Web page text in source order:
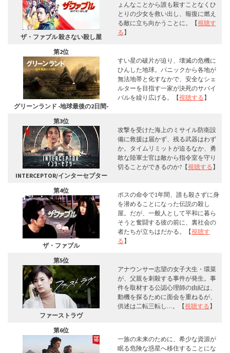
ザ・ファブル 殺さない殺し屋
ょんなことから誰も殺すことなくひ
とりの少女を救い出し、報復に燃え
る敵に立ち向かうことに。【視聴す
る】
第2位
グリーンランド -地球最後の2日間-
すい星の破片が迫り、壊滅の危機に
ひんした地球。パニックから各地が
無法地帯と化すなかで、安全なシェ
ルターを目指す一家が決死のサバイ
バルを繰り広げる。【視聴する】
第3位
INTERCEPTOR/インターセプター
攻撃を受けた海上のミサイル防衛設
備に救援は届かず、残る武器はわず
か。タイムリミットが迫るなか、勇
敢な陸軍士官は敵から指令室を守り
切ることができるのか?【視聴する】
第4位
ザ・ファブル
ボスの命令で1年間、誰も殺さずに身
を潜めることになった伝説の殺し
屋。だが、一般人として平和に暮ら
そうと奮闘する彼の前に、裏社会の
者たちが立ちはだかる。【視聴す
る】
第5位
ファーストラヴ
アナウンサー志望の女子大生・環菜
が、父親を刺殺する事件が発生。事
件を取材する公認心理師の由紀は、
動機を探るために面会を重ねるが、
供述は二転三転し…。【視聴する】
第6位
一族の未来のために、希少な資源が
眠る危険な惑星へ移住することにな